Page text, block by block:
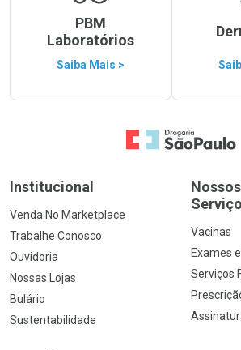
PBM
Laboratórios
Saiba Mais >
Ir para a Home
Institucional
Venda No Marketplace
Trabalhe Conosco
Ouvidoria
Nossas Lojas
Bulário
Sustentabilidade
Nossos
Vacinas
Exames
Serviços